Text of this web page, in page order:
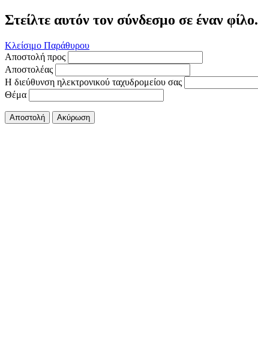
Στείλτε αυτόν τον σύνδεσμο σε έναν φίλο.
Κλείσιμο Παράθυρου
Αποστολή προς
Αποστολέας
Η διεύθυνση ηλεκτρονικού ταχυδρομείου σας
Θέμα
Αποστολή Ακύρωση